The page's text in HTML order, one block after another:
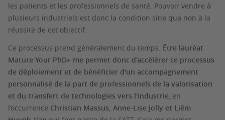
les patients et les professionnels de santé. Pouvoir vendre à
plusieurs industriels est donc la condition sine qua non à la
réussite de cet objectif.
Ce processus prend généralement du temps. Être lauréat
Mature Your PhD+ me permet donc d’accélérer ce processus
de déploiement et de bénéficier d'un accompagnement
personnalisé de la part de professionnels de la valorisation
et du transfert de technologies vers l'industrie, en
l’occurrence Christian Massus, Anne-Lise Jolly et Liêm